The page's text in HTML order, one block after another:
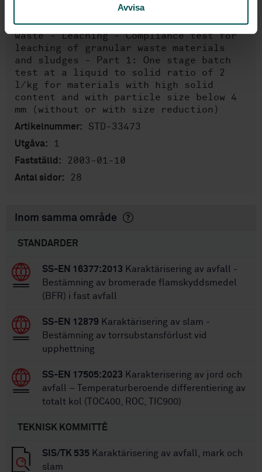
Avvisa
mark och slam, SIS/TK 535
Internationell titel:Characterization of
waste - Leaching - Compliance test for
leaching of granular waste materials
and sludges - Part 1: One stage batch
test at a liquid to solid ratio of 2
l/kg for materials with high solid
content and with particle size below 4
mm (without or with size reduction)
Artikelnummer: STD-33473
Utgåva: 1
Fastställd: 2003-01-10
Antal sidor: 28
Inom samma område
STANDARDER
SS-EN 16377:2013 Karaktärisering av avfall -
Bestämning av bromerade flamskyddsmedel
(BFR) i fast avfall
SS-EN 12879 Karaktärisering av slam -
Bestämning av torrsubstansförlust vid
upphettning
SS-EN 17505:2023 Karakterisering av jord och
avfall – Temperaturberoende differentiering av
totalt kol (TOC400, ROC, TIC900)
TEKNISK KOMMITTÉ
SIS/TK 535 Karaktärisering av avfall, mark och
slam